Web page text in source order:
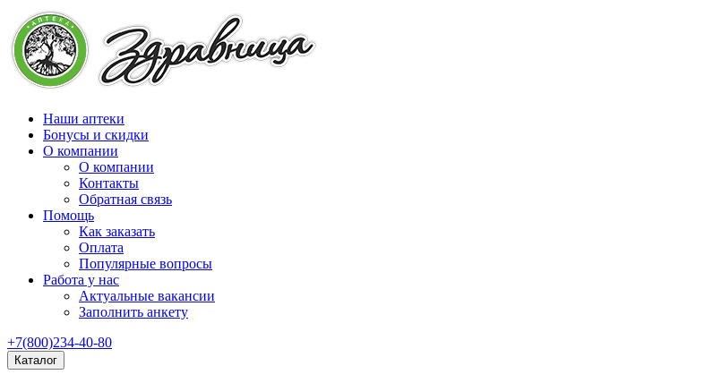
Наши аптеки
Бонусы и скидки
О компании
О компании
Контакты
Обратная связь
Помощь
Как заказать
Оплата
Популярные вопросы
Работа у нас
Актуальные вакансии
Заполнить анкету
+7(800)234-40-80
Каталог